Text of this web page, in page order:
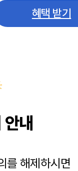
혜택 받기
내
를 해제하시면